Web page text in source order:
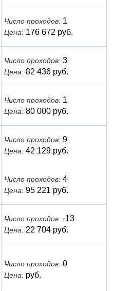
Число проходов: 1
Цена: 176 672 руб.
Число проходов: 3
Цена: 82 436 руб.
Число проходов: 1
Цена: 80 000 руб.
Число проходов: 9
Цена: 42 129 руб.
Число проходов: 4
Цена: 95 221 руб.
Число проходов: -13
Цена: 22 704 руб.
Число проходов: 0
Цена: руб.